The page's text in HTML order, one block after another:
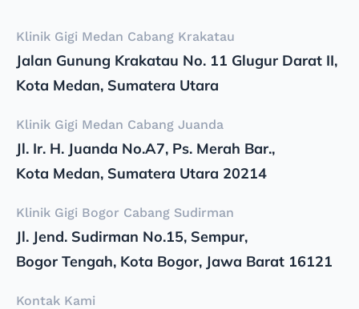
Klinik Gigi Medan Cabang Krakatau
Jalan Gunung Krakatau No. 11 Glugur Darat II,
Kota Medan, Sumatera Utara
Klinik Gigi Medan Cabang Juanda
Jl. Ir. H. Juanda No.A7, Ps. Merah Bar.,
Kota Medan, Sumatera Utara 20214
Klinik Gigi Bogor Cabang Sudirman
Jl. Jend. Sudirman No.15, Sempur,
Bogor Tengah, Kota Bogor, Jawa Barat 16121
Kontak Kami